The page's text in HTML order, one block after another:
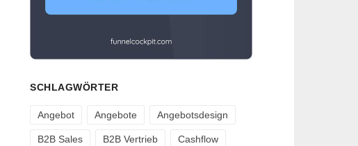
SCHLAGWÖRTER
Angebot Angebote Angebotsdesign
B2B Sales B2B Vertrieb Cashflow